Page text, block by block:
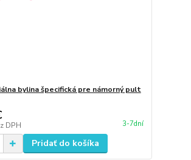
bylina špecifická pre námorný pult
DPH 3-7dní
Pridať do košíka